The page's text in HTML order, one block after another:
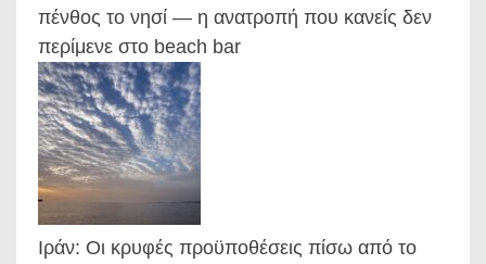
πένθος το νησί — η ανατροπή που κανείς δεν
περίμενε στο beach bar
Ιράν: Οι κρυφές προϋποθέσεις πίσω από το